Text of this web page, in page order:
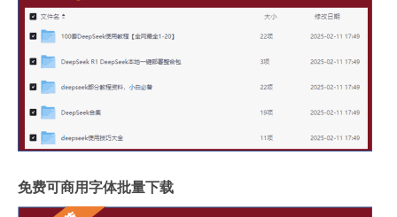
免费可商用字体批量下载